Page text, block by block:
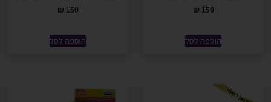
₪ 150
הוספה לסל
₪ 150
הוספה לסל